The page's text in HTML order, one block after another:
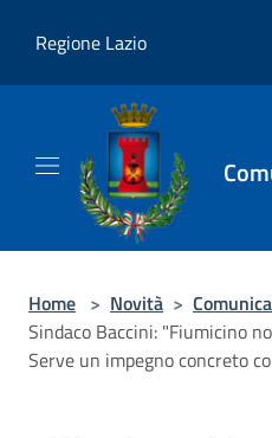
Regione Lazio
Home > Novità >
Sindaco Baccini: "Fiumicino
Serve un impegno concreto